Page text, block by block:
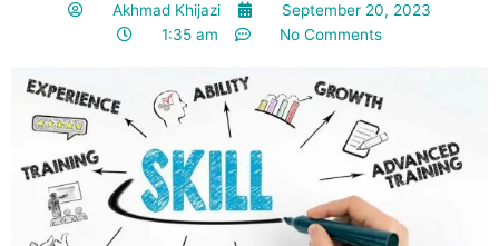
Akhmad Khijazi
September 20, 2023
1:35 am
No Comments